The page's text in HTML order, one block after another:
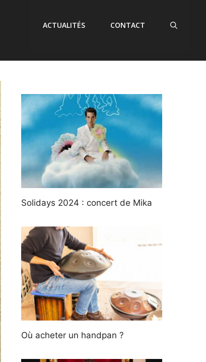
ACTUALITÉS CONTACT
Solidays 2024 : concert de Mika
Où acheter un handpan ?